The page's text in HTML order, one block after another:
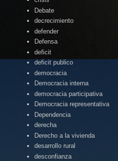
Debate
decrecimiento
defender
Defensa
deficit
deficit publico
democracia
Democracia interna
democracia participativa
Democracia representativa
Dependencia
derecha
Derecho a la vivienda
desarrollo rural
desconfianza